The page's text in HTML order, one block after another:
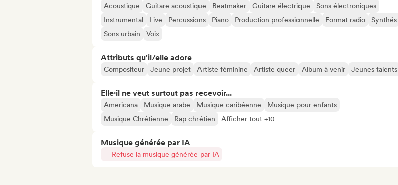
Acoustique Guitare acoustique Beatmaker Guitare électrique
Sons électroniques
Instrumental
Live Percussions Piano Production professionnelle Format radio
Synthés
Sons urbain
Voix
Attributs qu'il/elle adore
Compositeur Jeune projet Artiste féminine Artiste queer Album à venir Jeunes talents
Elle·il ne veut surtout pas recevoir...
Americana Musique arabe Musique caribéenne
Musique pour enfants
Musique Chrétienne
Rap chrétien Afficher tout +10
Musique générée par IA
Refuse la musique générée par IA